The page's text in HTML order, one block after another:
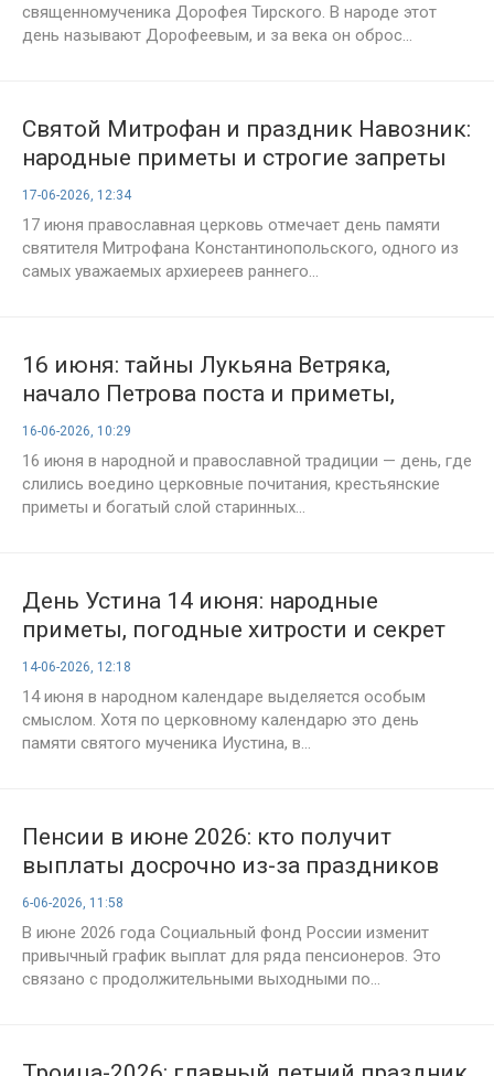
священномученика Дорофея Тирского. В народе этот
день называют Дорофеевым, и за века он оброс...
Святой Митрофан и праздник Навозник:
народные приметы и строгие запреты
на 17 июня
17-06-2026, 12:34
17 июня православная церковь отмечает день памяти
святителя Митрофана Константинопольского, одного из
самых уважаемых архиереев раннего...
16 июня: тайны Лукьяна Ветряка,
начало Петрова поста и приметы,
которые работают до сих пор
16-06-2026, 10:29
16 июня в народной и православной традиции — день, где
слились воедино церковные почитания, крестьянские
приметы и богатый слой старинных...
День Устина 14 июня: народные
приметы, погодные хитрости и секрет
летнего спокойствия
14-06-2026, 12:18
14 июня в народном календаре выделяется особым
смыслом. Хотя по церковному календарю это день
памяти святого мученика Иустина, в...
Пенсии в июне 2026: кто получит
выплаты досрочно из-за праздников
6-06-2026, 11:58
В июне 2026 года Социальный фонд России изменит
привычный график выплат для ряда пенсионеров. Это
связано с продолжительными выходными по...